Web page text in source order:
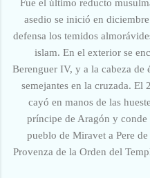
Fue el último reducto
asedio se inició en
defensa los temidos
islam. En el exterior se
Berenguer IV, y a la cabeza de
semejantes en la cruzada. El
cayó en manos de las
príncipe de Aragón y
pueblo de Miravet a Pere
Provenza de la Orden del